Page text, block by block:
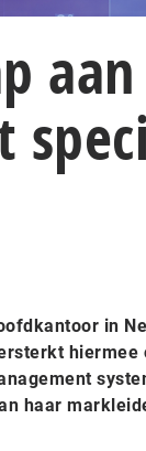
in
hiermee
haar